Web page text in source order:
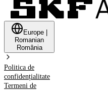
Europe
Romanian
România
Politica de
confidențialitate
Termeni de